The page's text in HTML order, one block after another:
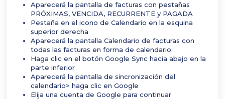
Aparecerá la pantalla de facturas con pestañas
PRÓXIMAS, VENCIDA, RECURRENTE y PAGADA
Pestaña en el icono de Calendario en la esquina
superior derecha
Aparecerá la pantalla Calendario de facturas con
todas las facturas en forma de calendario.
Haga clic en el botón Google Sync hacia abajo en la
parte inferior
Aparecerá la pantalla de sincronización del
calendario> haga clic en Google
Elija una cuenta de Google para continuar